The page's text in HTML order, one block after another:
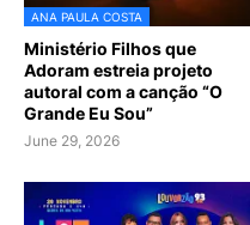
ANA PAULA COSTA
Ministério Filhos que
Adoram estreia projeto
autoral com a canção “O
Grande Eu Sou”
June 29, 2026